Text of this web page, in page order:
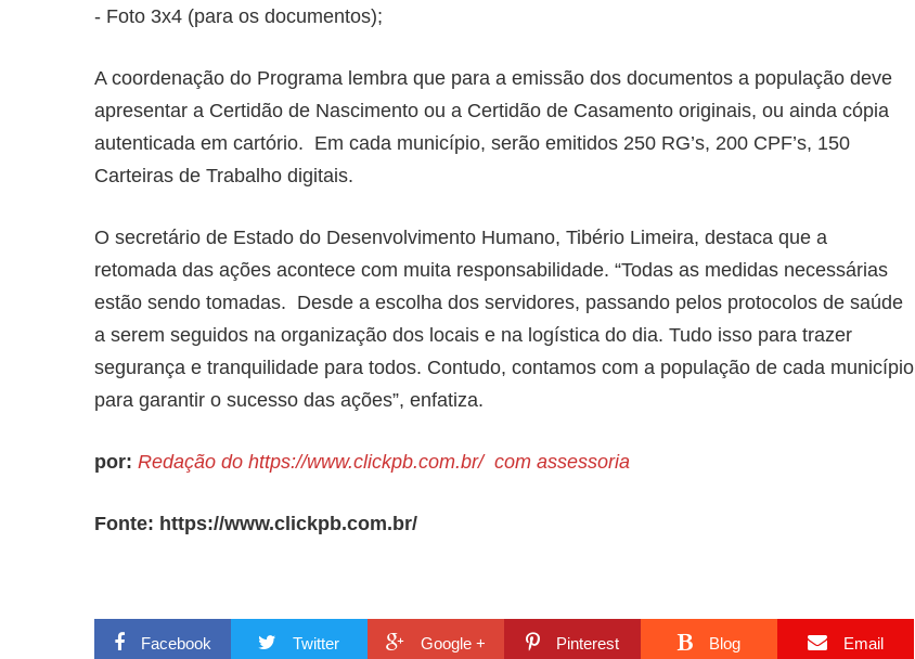
- Foto 3x4 (para os documentos);
A coordenação do Programa lembra que para a emissão dos documentos a população deve
apresentar a Certidão de Nascimento ou a Certidão de Casamento originais, ou ainda cópia
autenticada em cartório. Em cada município, serão emitidos 250 RG’s, 200 CPF’s, 150
Carteiras de Trabalho digitais.
O secretário de Estado do Desenvolvimento Humano, Tibério Limeira, destaca que a
retomada das ações acontece com muita responsabilidade. “Todas as medidas necessárias
estão sendo tomadas. Desde a escolha dos servidores, passando pelos protocolos de saúde
a serem seguidos na organização dos locais e na logística do dia. Tudo isso para trazer
segurança e tranquilidade para todos. Contudo, contamos com a população de cada município
para garantir o sucesso das ações”, enfatiza.
por: Redação do https://www.clickpb.com.br/ com assessoria
Fonte: https://www.clickpb.com.br/
Facebook Twitter Google + Pinterest Blog Email